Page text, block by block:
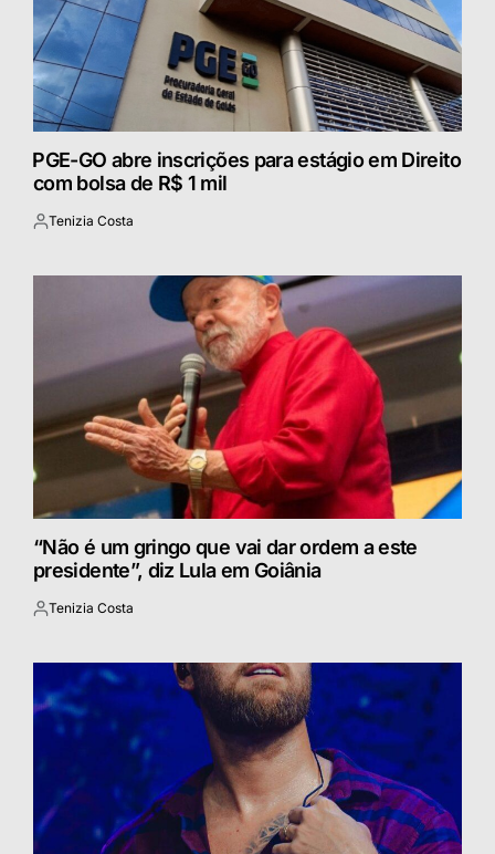
⁠PGE-GO abre inscrições para estágio em Direito
com bolsa de R$ 1 mil
Postado
Tenizia Costa
“Não é um gringo que vai dar ordem a este
presidente”, diz Lula em Goiânia
Postado
Tenizia Costa